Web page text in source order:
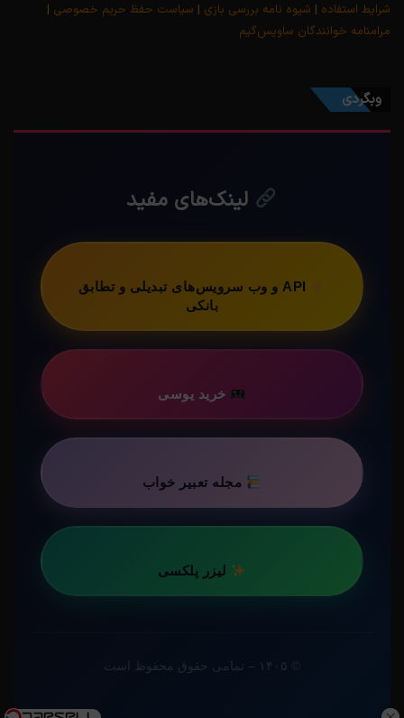
شرایط استفاده | شیوه نامه بررسی بازی | سیاست حفظ حریم خصوصی |
مرامنامه خوانندگان ساویس‌گیم
وبگردی
لینک‌های مفید
API و وب سرویس‌های تبدیلی و تطابق
بانکی
خرید یوسی
مجله تعبیر خواب
لیزر پلکسی